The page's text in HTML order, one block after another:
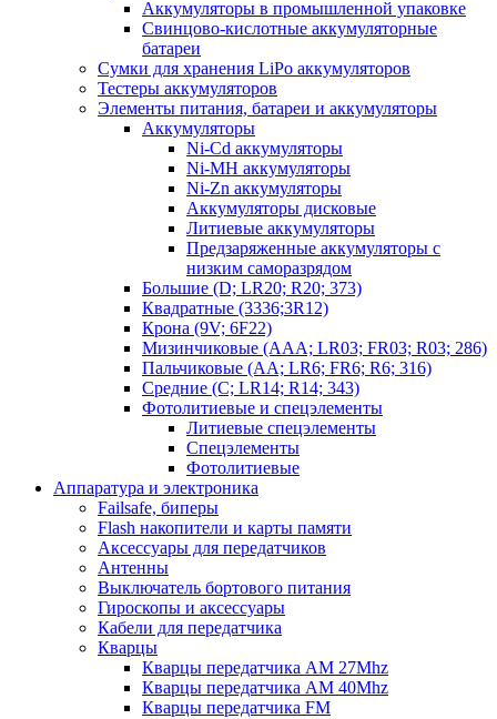
Аккумуляторы в промышленной упаковке
Свинцово-кислотные аккумуляторные
батареи
Сумки для хранения LiPo аккумуляторов
Тестеры аккумуляторов
Элементы питания, батареи и аккумуляторы
Аккумуляторы
Ni-Cd аккумуляторы
Ni-MH аккумуляторы
Ni-Zn аккумуляторы
Аккумуляторы дисковые
Литиевые аккумуляторы
Предзаряженные аккумуляторы с
низким саморазрядом
Большие (D; LR20; R20; 373)
Квадратные (3336;3R12)
Крона (9V; 6F22)
Мизинчиковые (AAA; LR03; FR03; R03; 286)
Пальчиковые (AA; LR6; FR6; R6; 316)
Средние (C; LR14; R14; 343)
Фотолитиевые и спецэлементы
Литиевые спецэлементы
Спецэлементы
Фотолитиевые
Аппаратура и электроника
Failsafe, биперы
Flash накопители и карты памяти
Аксессуары для передатчиков
Антенны
Выключатель бортового питания
Гироскопы и аксессуары
Кабели для передатчика
Кварцы
Кварцы передатчика AM 27Mhz
Кварцы передатчика AM 40Mhz
Кварцы передатчика FM